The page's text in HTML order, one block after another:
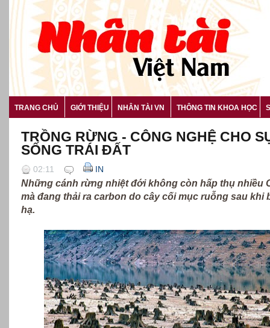
TRANG CHỦ GIỚI THIỆU NHÂN TÀI VN THÔNG TIN KHOA HỌC
TRỒNG RỪNG - CÔNG NGHỆ CHO
SỐNG TRÁI ĐẤT
02:11 IN
Những cánh rừng nhiệt đới không còn hấp thụ nhiều
mà đang thải ra carbon do cây cối mục ruỗng sau khi
hạ.